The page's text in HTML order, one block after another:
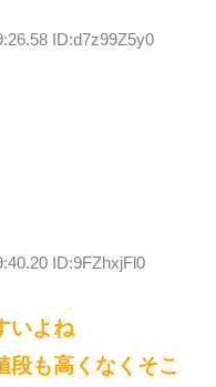
ID:d7z99Z5y0
ID:9FZhxjFl0
いよね
段も高くなくそこ